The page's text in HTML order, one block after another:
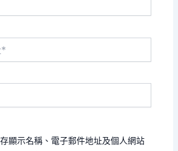
顯示名稱、電子郵件地址及個人網站